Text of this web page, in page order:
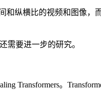
和纵横比的视频和图像，
需要进一步的研究。
Transformers。